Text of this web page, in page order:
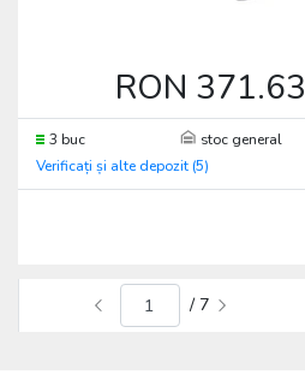
RON 371.63
3 buc stoc general
Verificați și alte depozit (5)
/ 7